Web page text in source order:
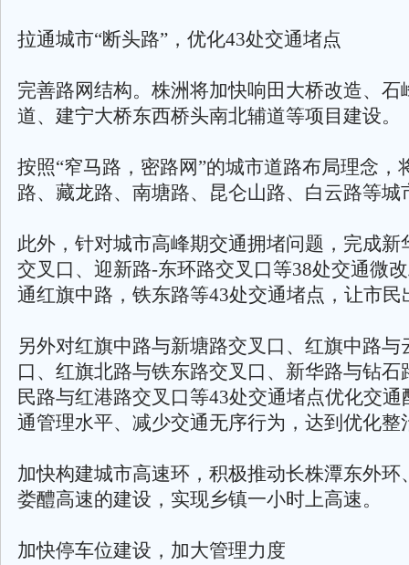
拉通城市“断头路”，优化43处交通堵点
完善路网结构。株洲将加快响田大桥改造、石
道、建宁大桥东西桥头南北辅道等项目建设。
按照“窄马路，密路网”的城市道路布局理念，
路、藏龙路、南塘路、昆仑山路、白云路等城
此外，针对城市高峰期交通拥堵问题，完成
交叉口、迎新路-东环路交叉口等38处交通微
通红旗中路，铁东路等43处交通堵点，让市民
另外对红旗中路与新塘路交叉口、红旗中路与
口、红旗北路与铁东路交叉口、新华路与钻石
民路与红港路交叉口等43处交通堵点优化交通
通管理水平、减少交通无序行为，达到优化整
加快构建城市高速环，积极推动长株潭东外环
娄醴高速的建设，实现乡镇一小时上高速。
加快停车位建设，加大管理力度